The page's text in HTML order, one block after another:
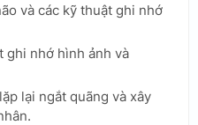
và các kỹ thuật ghi nhớ
ghi nhớ hình ảnh và
lại ngắt quãng và xây